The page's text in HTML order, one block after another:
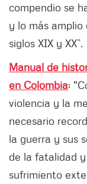
compendio se
y lo más
siglos XIX y XX”.
Manual de
en Colombia:
violencia y la
necesario
la guerra y sus
de la fatalidad
sufrimiento